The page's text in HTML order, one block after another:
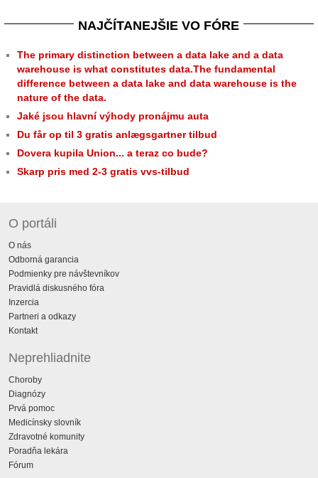
NAJČÍTANEJŠIE VO FÓRE
The primary distinction between a data lake and a data
warehouse is what constitutes data.The fundamental
difference between a data lake and data warehouse is the
nature of the data.
Jaké jsou hlavní výhody pronájmu auta
Du får op til 3 gratis anlægsgartner tilbud
Dovera kupila Union... a teraz co bude?
Skarp pris med 2-3 gratis vvs-tilbud
O portáli
O nás
Odborná garancia
Podmienky pre návštevníkov
Pravidlá diskusného fóra
Inzercia
Partneri a odkazy
Kontakt
Neprehliadnite
Choroby
Diagnózy
Prvá pomoc
Medicínsky slovník
Zdravotné komunity
Poradňa lekára
Fórum